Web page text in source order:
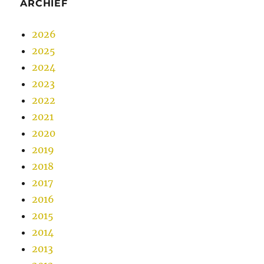
ARCHIEF
2026
2025
2024
2023
2022
2021
2020
2019
2018
2017
2016
2015
2014
2013